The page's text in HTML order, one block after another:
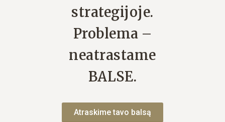
strategijoje.
Problema –
neatrastame
BALSE.
Atraskime tavo balsą